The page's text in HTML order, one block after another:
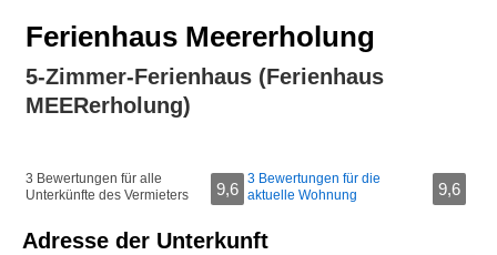
Ferienhaus Meererholung
5-Zimmer-Ferienhaus (Ferienhaus
MEERerholung)
3 Bewertungen für alle
Unterkünfte des Vermieters
9,6
3 Bewertungen für die
aktuelle Wohnung
9,6
Adresse der Unterkunft